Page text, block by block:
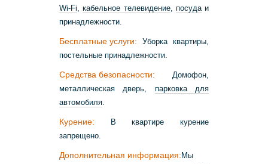
Wi-Fi ,кабельное телевидение, посудаи
принадлежности.
Бесплатные услуги: Уборка квартиры,
постельные принадлежности.
Средства безопасности: Домофон,
металлическая дверь, парковка для
автомобиля
Курение: В квартире курение
запрещено.
Дополнительная информация:Мы